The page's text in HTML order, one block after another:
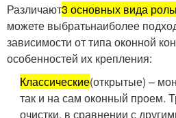
Различают3 основных вида
можете выбратьнаиболее
зависимости от типа оконной
особенностей их крепления:
Классические(открытые) –
так и на сам оконный проем.
очистки, в сравнении с